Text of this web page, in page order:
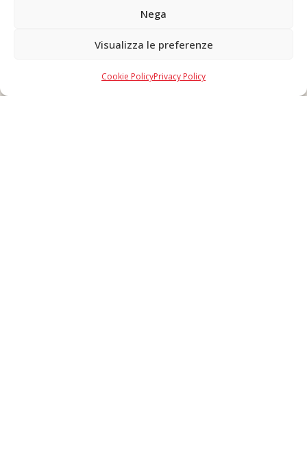
Nega
Visualizza le preferenze
Cookie PolicyPrivacy Policy
Copyright © 2026 F. Divella S.p.A. - P.IVA 00257660720 - REA: 35658